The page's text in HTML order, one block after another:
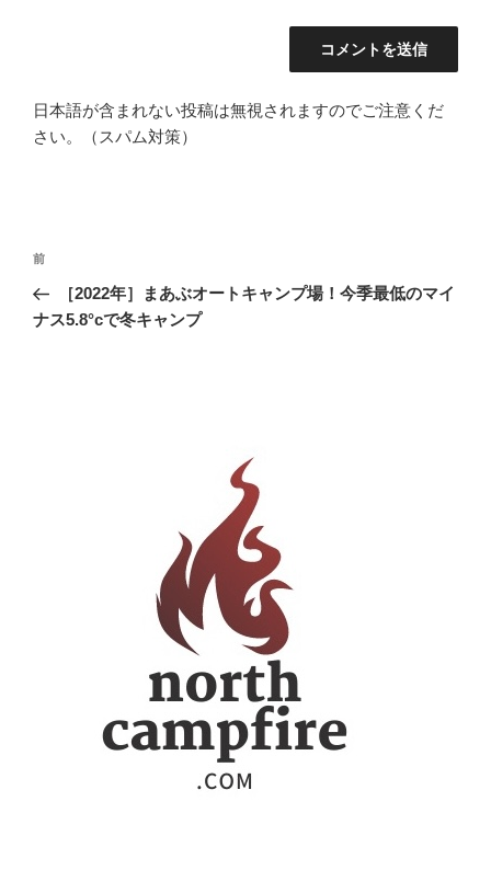
日本語が含まれない投稿は無視されますのでご注意くだ
さい。（スパム対策）
投
ナ
前
の
投
前
［2022年］まあぶオートキャンプ場！今季最低のマイ
ナス5.8°cで冬キャンプ